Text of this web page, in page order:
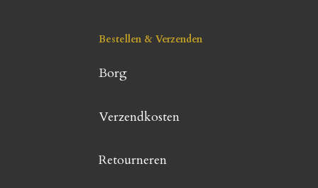
Bestellen & Verzenden
Borg
Verzendkosten
Retourneren